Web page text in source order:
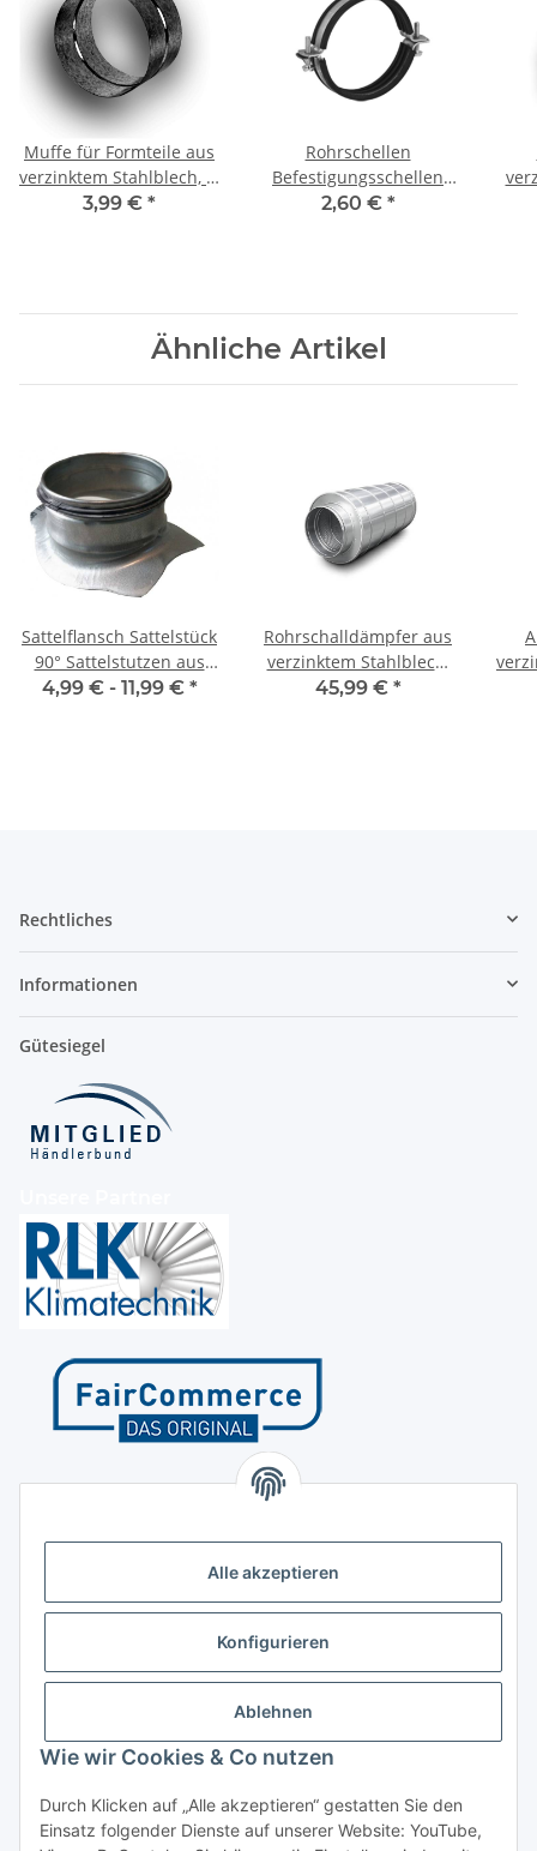
Alle akzeptieren
Konfigurieren
Ablehnen
Wie wir Cookies & Co nutzen
Durch Klicken auf „Alle akzeptieren“ gestatten Sie den
Einsatz folgender Dienste auf unserer Website: YouTube,
Muffe für Formteile aus
verzinktem Stahlblech, Ø
200 mm, Lüftung
3,99 € *
Rohrschellen
Befestigungsschellen
mit Gummieinlage DN
2,60 € *
Ähnliche Artikel
Sattelflansch Sattelstück
90° Sattelstutzen aus
verzinktem Stahlblech,
4,99 € - 11,99 € *
Rohrschalldämpfer aus
verzinktem Stahlblech,
mit Dichtung, Ø 100-315
45,99 € *
Rechtliches
Informationen
Gütesiegel
Finden Sie uns auf Google Maps